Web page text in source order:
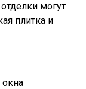
могут
плитка и